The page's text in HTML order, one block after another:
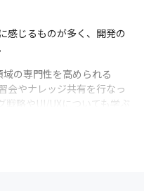
感じるものが多く、開発の
の専門性を高められる
会やナレッジ共有を行なっ
戦略やUI/UXについても学ぶ